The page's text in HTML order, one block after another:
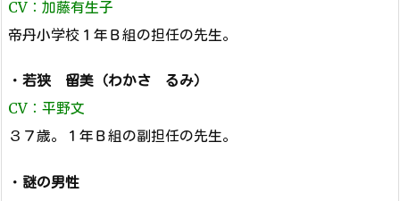
CV：加藤有生子
帝丹小学校１年Ｂ組の担任の先生。
・ 若狭 留美（わかさ るみ）
CV：平野文
３７歳。１年Ｂ組の副担任の先生。
・ 謎の男性